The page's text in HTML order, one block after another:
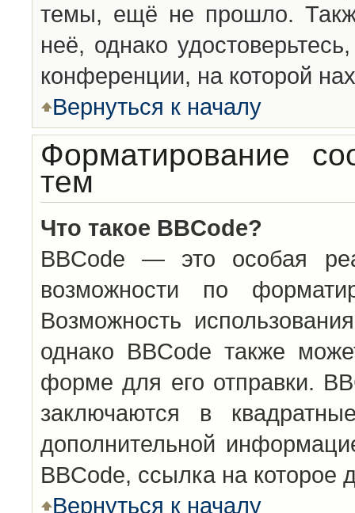
темы, ещё не прошло.
неё, однако
конференции, на которой
Вернуться к началу
Форматирование
тем
Что такое BBCode?
BBCode — это особая
возможности по
Возможность
однако BBCode также
форме для его отправки.
заключаются в
дополнительной
BBCode, ссылка на
Вернуться к началу